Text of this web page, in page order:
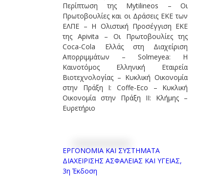
Περίπτωση της Mytilineos – Οι
Πρωτοβουλίες και οι Δράσεις ΕΚΕ των
ΕΛΠΕ – Η Ολιστική Προσέγγιση ΕΚΕ
της Apivita – Οι Πρωτοβουλίες της
Coca-Cola Ελλάς στη Διαχείριση
Απορριμμάτων – Solmeyea: H
Καινοτόμος Ελληνική Εταιρεία
Βιοτεχνολογίας – Κυκλική Οικονομία
στην Πράξη I: Coffe-Eco – Κυκλική
Οικονομία στην Πράξη II: Κλήμης –
Ευρετήριο
ΕΡΓΟΝΟΜΙΑ ΚΑΙ ΣΥΣΤΗΜΑΤΑ
ΔΙΑΧΕΙΡΙΣΗΣ ΑΣΦΑΛΕΙΑΣ ΚΑΙ ΥΓΕΙΑΣ,
3η Έκδοση